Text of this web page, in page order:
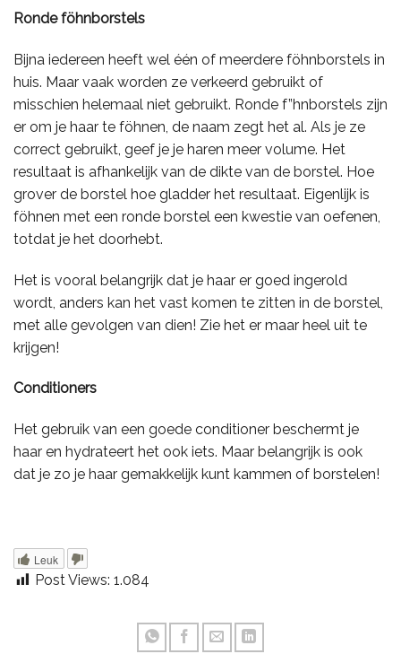
Ronde föhnborstels
Bijna iedereen heeft wel één of meerdere föhnborstels in
huis. Maar vaak worden ze verkeerd gebruikt of
misschien helemaal niet gebruikt. Ronde f”hnborstels zijn
er om je haar te föhnen, de naam zegt het al. Als je ze
correct gebruikt, geef je je haren meer volume. Het
resultaat is afhankelijk van de dikte van de borstel. Hoe
grover de borstel hoe gladder het resultaat. Eigenlijk is
föhnen met een ronde borstel een kwestie van oefenen,
totdat je het doorhebt.
Het is vooral belangrijk dat je haar er goed ingerold
wordt, anders kan het vast komen te zitten in de borstel,
met alle gevolgen van dien! Zie het er maar heel uit te
krijgen!
Conditioners
Het gebruik van een goede conditioner beschermt je
haar en hydrateert het ook iets. Maar belangrijk is ook
dat je zo je haar gemakkelijk kunt kammen of borstelen!
Leuk
Post Views: 1.084